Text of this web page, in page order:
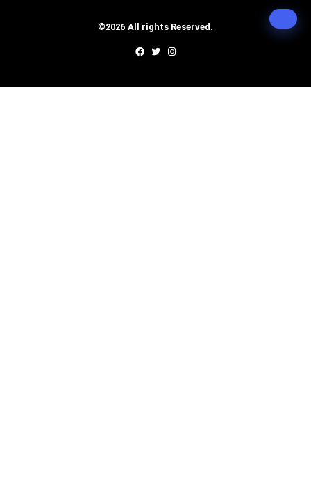
©2026 All rights Reserved.